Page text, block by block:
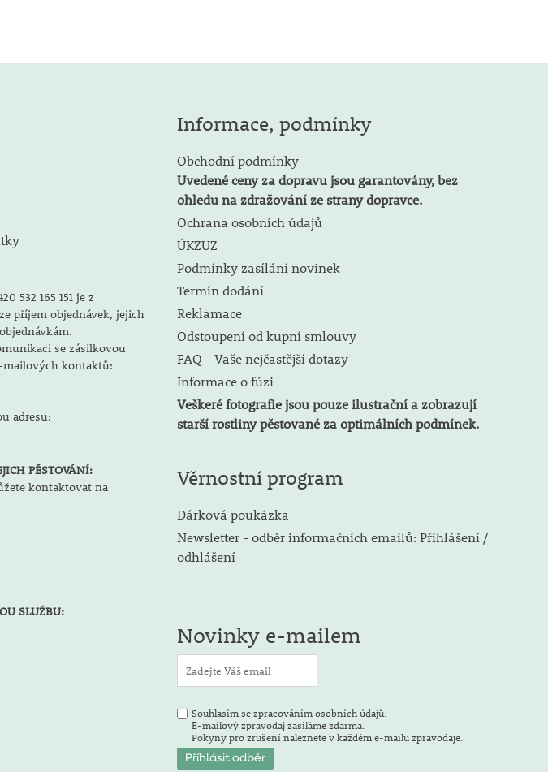
532 165 151 je z
příjem objednávek, jejich
se zásilkovou
kontaktů:
adresu:
PĚSTOVÁNÍ:
kontaktovat na
SLUŽBU:
Informace, podmínky
Obchodní podmínky
Uvedené ceny za dopravu jsou garantovány, bez
ohledu na zdražování ze strany dopravce.
Ochrana osobních údajů
ÚKZUZ
Podmínky zasílání novinek
Termín dodání
Reklamace
Odstoupení od kupní smlouvy
FAQ - Vaše nejčastější dotazy
Informace o fúzi
Veškeré fotografie jsou pouze ilustrační a zobrazují
starší rostliny pěstované za optimálních podmínek.
Věrnostní program
Dárková poukázka
Newsletter - odběr informačních emailů: Přihlášení /
odhlášení
Novinky e-mailem
Souhlasím se zpracováním osobních údajů.
E-mailový zpravodaj zasíláme zdarma.
Pokyny pro zrušení naleznete v každém e-mailu zpravodaje.